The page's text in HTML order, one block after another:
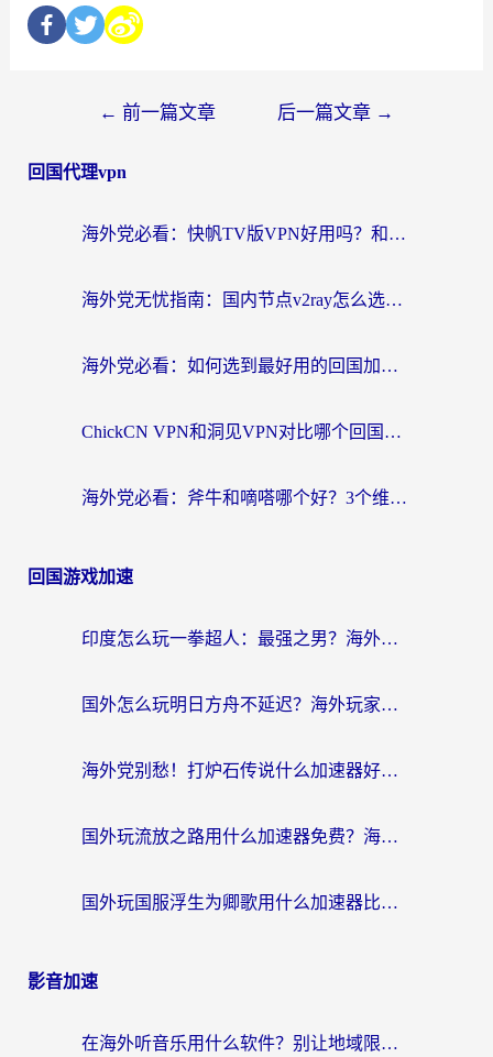
← 前一篇文章 后一篇文章 →
回国代理vpn
海外党必看：快帆TV版VPN好用吗？和快游VPN对比哪个回国效果更好？附实用避坑指南
海外党无忧指南：国内节点v2ray怎么选？一键回国VPN+多场景实测帮你避坑
海外党必看：如何选到最好用的回国加速器？从节点到售后的全维度指南
ChickCN VPN和洞见VPN对比哪个回国效果更好？海外党亲测3款加速器+避坑指南
海外党必看：斧牛和嘀嗒哪个好？3个维度教你选对回国加速器
回国游戏加速
印度怎么玩一拳超人：最强之男？海外党国服游戏加速避坑指南
国外怎么玩明日方舟不延迟？海外玩家国服游戏加速终极指南（附DNF梦幻诛仙解决方案）
海外党别愁！打炉石传说什么加速器好用？3个实用技巧解决国服游戏卡顿
国外玩流放之路用什么加速器免费？海外党亲测有效的国服游戏加速指南
国外玩国服浮生为卿歌用什么加速器比较好？海外党亲测不踩坑指南
影音加速
在海外听音乐用什么软件？别让地域限制断了你的华语歌单